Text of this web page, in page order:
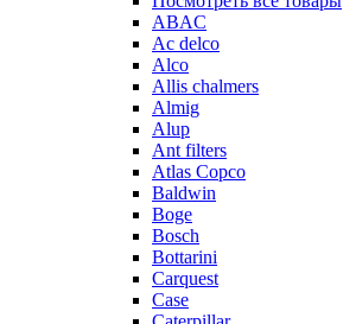
ABAC
Ac delco
Alco
Allis chalmers
Almig
Alup
Ant filters
Atlas Copco
Baldwin
Boge
Bosch
Bottarini
Carquest
Case